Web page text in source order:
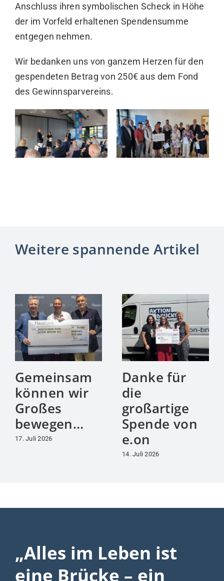
Anschluss ihren symbolischen Scheck in Höhe
der im Vorfeld erhaltenen Spendensumme
entgegen nehmen.
Wir bedanken uns von ganzem Herzen für den
gespendeten Betrag von 250€ aus dem Fond
des Gewinnsparvereins.
Weitere spannende Artikel
Gemeinsam
können wir
Großes
bewegen…
17. Juli 2026
Danke für
die
großartige
Spende von
e.on
14. Juli 2026
„Alles im Leben ist
eine Brücke – ein